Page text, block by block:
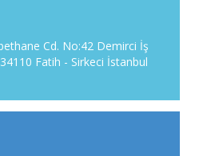
Cd. No:42 Demirci İş
Fatih - Sirkeci İstanbul